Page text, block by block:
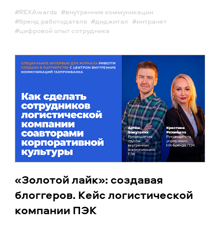
#REXAwards #внутренние коммуникации
#бренд работодателя #диджитал #интранет
#цифровой опыт сотрудника
«Золотой лайк»: создавая
блоггеров. Кейс логистической
компании ПЭК